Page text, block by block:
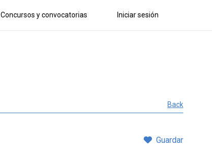
Concursos y convocatorias Iniciar sesión
Back
Guardar